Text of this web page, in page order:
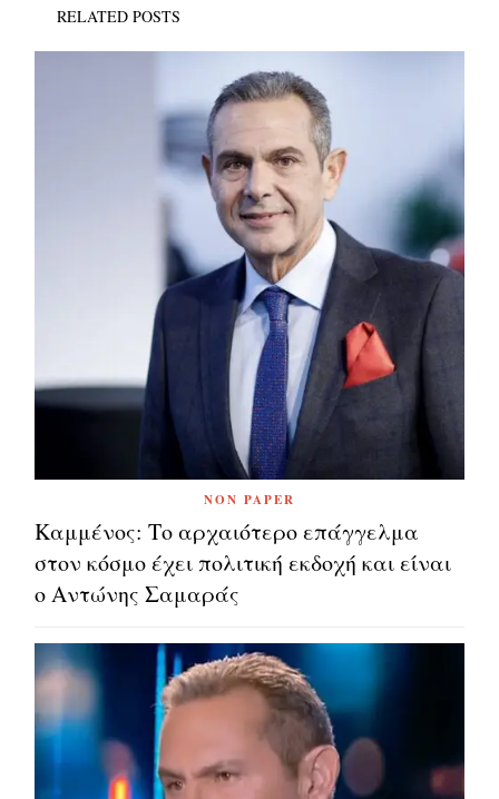
RELATED POSTS
NON PAPER
Καμμένος: Το αρχαιότερο επάγγελμα
στον κόσμο έχει πολιτική εκδοχή και είναι
ο Αντώνης Σαμαράς